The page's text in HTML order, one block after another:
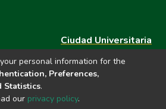
Ciudad Universitaria
Central km. 1.21 Tingo María, Huánuco
Datos del contacto
repositorio@unas.edu.pe
https://portalweb.unas.edu.pe/
personal information for the
Preferences,
Statistics.
our privacy policy.